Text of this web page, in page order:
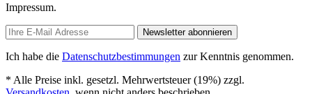
Impressum.
Newsletter abonnieren
Ich habe die Datenschutzbestimmungen zur Kenntnis genommen.
* Alle Preise inkl. gesetzl. Mehrwertsteuer (19%) zzgl.